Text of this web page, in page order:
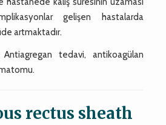
gelişen hastalarda
artmaktadır.
Antiagregan tedavi, antikoagülan
rectus sheath